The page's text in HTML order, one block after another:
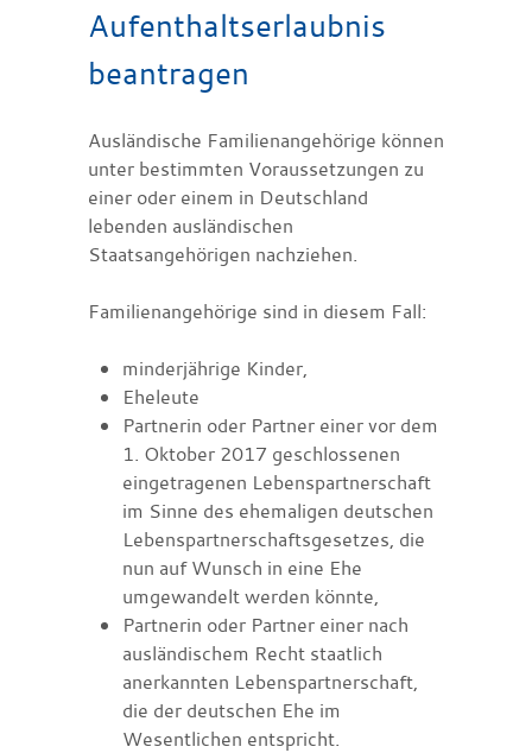
Aufenthaltserlaubnis
beantragen
Ausländische Familienangehörige können
unter bestimmten Voraussetzungen zu
einer oder einem in Deutschland
lebenden ausländischen
Staatsangehörigen nachziehen.
Familienangehörige sind in diesem Fall:
minderjährige Kinder,
Eheleute
Partnerin oder Partner einer vor dem
1. Oktober 2017 geschlossenen
eingetragenen Lebenspartnerschaft
im Sinne des ehemaligen deutschen
Lebenspartnerschaftsgesetzes, die
nun auf Wunsch in eine Ehe
umgewandelt werden könnte,
Partnerin oder Partner einer nach
ausländischem Recht staatlich
anerkannten Lebenspartnerschaft,
die der deutschen Ehe im
Wesentlichen entspricht.